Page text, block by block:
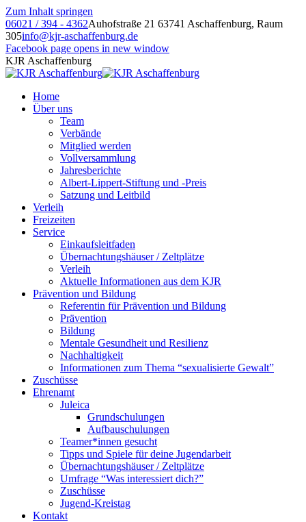
Zum Inhalt springen
06021 / 394 - 4362Auhofstraße 21 63741 Aschaffenburg, Raum
305info@kjr-aschaffenburg.de
Facebook page opens in new window
KJR Aschaffenburg
Home
Über uns
Team
Verbände
Mitglied werden
Vollversammlung
Jahresberichte
Albert-Lippert-Stiftung und -Preis
Satzung und Leitbild
Verleih
Freizeiten
Service
Einkaufsleitfaden
Übernachtungshäuser / Zeltplätze
Verleih
Aktuelle Informationen aus dem KJR
Prävention und Bildung
Referentin für Prävention und Bildung
Prävention
Bildung
Mentale Gesundheit und Resilienz
Nachhaltigkeit
Informationen zum Thema “sexualisierte Gewalt”
Zuschüsse
Ehrenamt
Juleica
Grundschulungen
Aufbauschulungen
Teamer*innen gesucht
Tipps und Spiele für deine Jugendarbeit
Übernachtungshäuser / Zeltplätze
Umfrage “Was interessiert dich?”
Zuschüsse
Jugend-Kreistag
Kontakt